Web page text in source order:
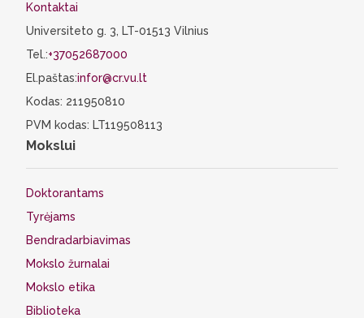
Kontaktai
Universiteto g. 3, LT-01513 Vilnius
Tel.:+37052687000
El.paštas:infor@cr.vu.lt
Kodas: 211950810
PVM kodas: LT119508113
Mokslui
Doktorantams
Tyrėjams
Bendradarbiavimas
Mokslo žurnalai
Mokslo etika
Biblioteka